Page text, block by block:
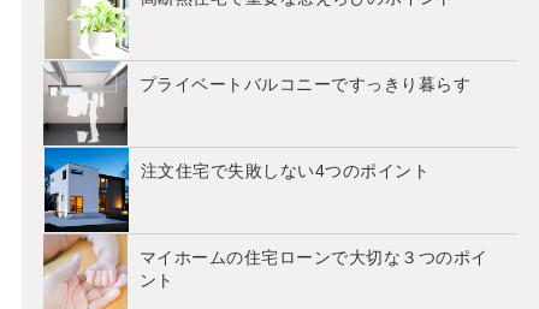
プライベートバルコニーですっきり暮らす
注文住宅で失敗しない4つのポイント
マイホームの住宅ローンで大切な３つのポイ
ント